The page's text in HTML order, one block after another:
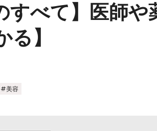
すべて】医師
】
#美容